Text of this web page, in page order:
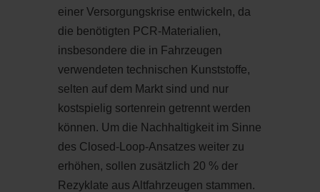
einer Versorgungskrise entwickeln, da
die benötigten PCR-Materialien,
insbesondere die in Fahrzeugen
verwendeten technischen Kunststoffe,
selten auf dem Markt sind und nur
kostspielig sortenrein getrennt werden
können. Um die Nachhaltigkeit im Sinne
des Closed-Loop-Ansatzes weiter zu
erhöhen, sollen zusätzlich 20 % der
Rezyklate aus Altfahrzeugen stammen.